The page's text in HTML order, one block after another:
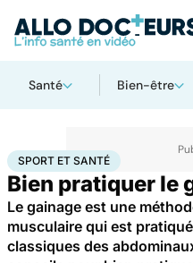
Santé Bien-être
AccueilBien-êtreSport santé Sport
SPORT ET SANTÉ
Bien pratiquer le
Le gainage est une
musculaire qui est
classiques des